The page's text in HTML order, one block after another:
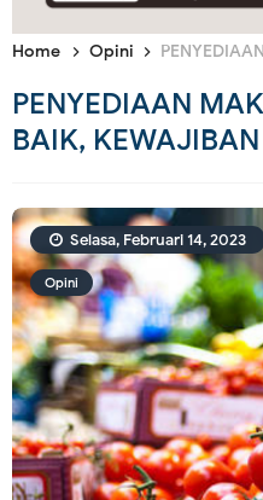
Home Opini PENYEDIAAN
PENYEDIAAN
BAIK,
Opini
Selasa, Februari 14, 2023